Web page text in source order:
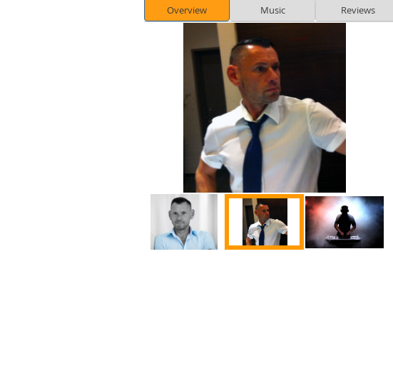
Overview Music Reviews